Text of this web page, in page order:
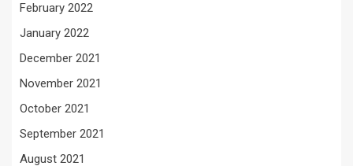
February 2022
January 2022
December 2021
November 2021
October 2021
September 2021
August 2021